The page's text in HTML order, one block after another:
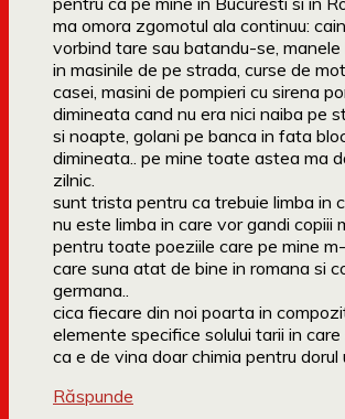
ma omora zgomotul ala continuu:
vorbind tare sau batandu-se, manele
in masinile de pe strada, curse de
casei, masini de pompieri cu sirena
dimineata cand nu era nici naiba pe
si noapte, golani pe banca in fata
dimineata.. pe mine toate astea ma
zilnic.
sunt trista pentru ca trebuie limba in
nu este limba in care vor gandi copiii
pentru toate poeziile care pe mine
care suna atat de bine in romana si
germana..
cica fiecare din noi poarta in
elemente specifice solului tarii in
ca e de vina doar chimia pentru dorul
Răspunde